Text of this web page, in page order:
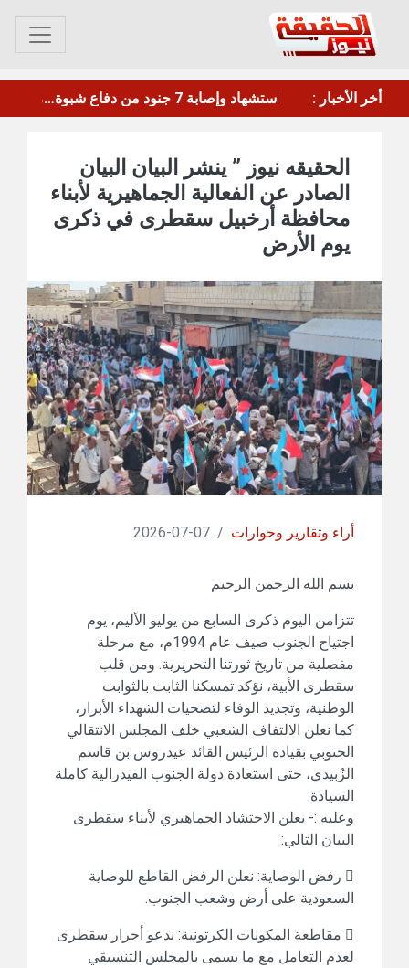
أخر الأخبار : ترامب: أمريكا تحتاج لتعزيز ترسانتها بعد استنزافها بالحرب ضد إيران
الحقيقه نيوز ” ينشر البيان البيان
الصادر عن الفعالية الجماهيرية لأبناء
محافظة أرخبيل سقطرى في ذكرى
يوم الأرض
أراء وتقارير وحوارات /
07-07-2026
بسم الله الرحمن الرحيم
تتزامن اليوم ذكرى السابع من يوليو الأليم، يوم
اجتياح الجنوب صيف عام 1994م، مع مرحلة
مفصلية من تاريخ ثورتنا التحريرية. ومن قلب
سقطرى الأبية، نؤكد تمسكنا الثابت بالثوابت
الوطنية، وتجديد الوفاء لتضحيات الشهداء الأبرار،
كما نعلن الالتفاف الشعبي خلف المجلس الانتقالي
الجنوبي بقيادة الرئيس القائد عيدروس بن قاسم
الزُبيدي، حتى استعادة دولة الجنوب الفيدرالية كاملة
السيادة.
وعليه :- يعلن الاحتشاد الجماهيري لأبناء سقطرى
البيان التالي:
 رفض الوصاية: نعلن الرفض القاطع للوصاية
السعودية على أرض وشعب الجنوب.
 مقاطعة المكونات الكرتونية: ندعو أحرار سقطرى
لعدم التعامل مع ما يسمى بالمجلس التنسيقي